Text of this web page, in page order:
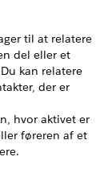
til at relatere
del eller et
kan relatere
der er
hvor aktivet er
føreren af et